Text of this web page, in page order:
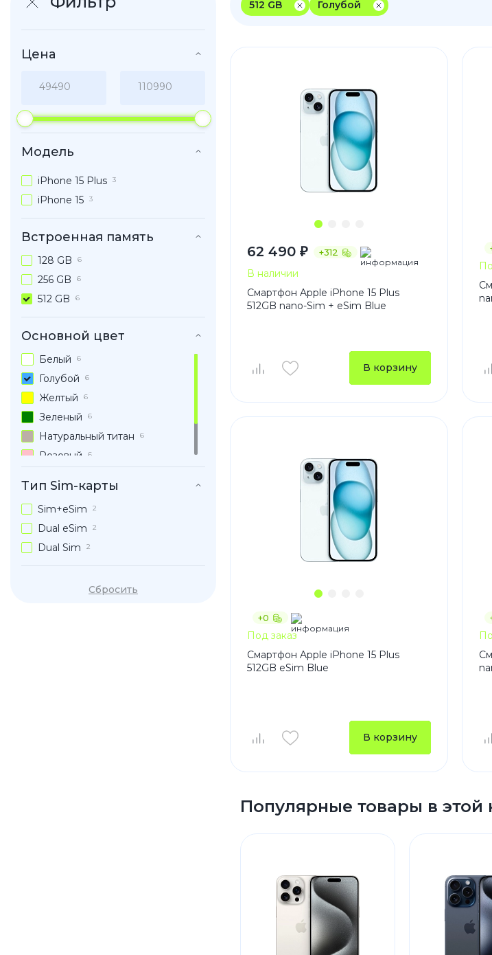
iPhone 13
Nothing Redmi
Цена
Модель
iPhone 15 Plus 3
iPhone 15 3
Встроенная память
128 GB 6
256 GB 6
512 GB 6
Основной цвет
Белый 6
Голубой 6
Желтый 6
Зеленый 6
Натуральный титан 6
Розовый 6
Черный 12
Тип Sim-карты
Sim+eSim 2
Dual eSim 2
Dual Sim 2
Сбросить
512 GB Голубой
62 490 ₽ +312
В наличии
Смартфон Apple iPhone 15 Plus
512GB nano-Sim + eSim Blue
В корзину
+0
Под заказ
Смартфон Apple iPhone 15 Plus
512GB eSim Blue
В корзину
Популярные товары в этой